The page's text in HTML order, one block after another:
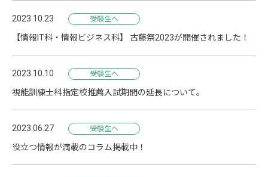
2023.10.23 受験生へ
【情報IT科・情報ビジネス科】 古藤祭2023が開催されました！
2023.10.10 受験生へ
視能訓練士科指定校推薦入試期間の延長について。
2023.06.27 受験生へ
役立つ情報が満載のコラム掲載中！